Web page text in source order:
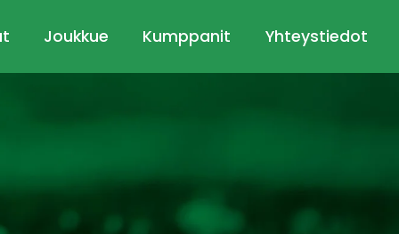
Joukkue Kumppanit Yhteystiedot